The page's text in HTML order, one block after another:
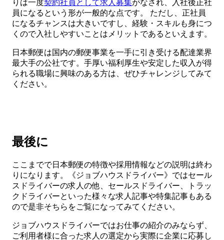
りは一度契約社員として求人募集がなされ、入社後正社
員になるという形が一般的な点です。 ただし、正社員
になるチャンスは大きいですし、経験・スキルも身につ
くので入社しやすいことはメリットであるといえます。
日本郵便は国内の郵便事業を一手に引き受ける配達業界
最大手の公社です。手厚い福利厚生や安定した収入が得
られる職場に興味のある方は、ぜひチャレンジしてみて
ください。
最後に
ここまでで日本郵便の特徴や採用情報などの説明は終わ
りになります。《ジョブハウスドライバー》ではセール
スドライバーの求人の他、セールスドライバー、トラッ
クドライバーといった様々な求人記事や特集記事もある
ので是非そちらをご覧になってみてください。
ジョブハウスドライバーではお仕事の紹介のみならず、
ご利用者様に合った求人の選定から実際に企業に応募し